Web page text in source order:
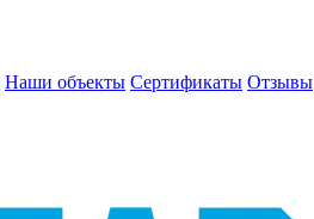
Наши объекты Сертификаты Отзывы